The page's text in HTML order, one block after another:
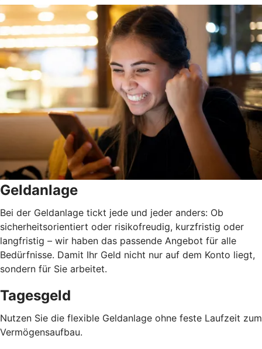
Geldanlage
Bei der Geldanlage tickt jede und jeder anders: Ob
sicherheitsorientiert oder risikofreudig, kurzfristig oder
langfristig – wir haben das passende Angebot für alle
Bedürfnisse. Damit Ihr Geld nicht nur auf dem Konto liegt,
sondern für Sie arbeitet.
Tagesgeld
Nutzen Sie die flexible Geldanlage ohne feste Laufzeit zum
Vermögensaufbau.